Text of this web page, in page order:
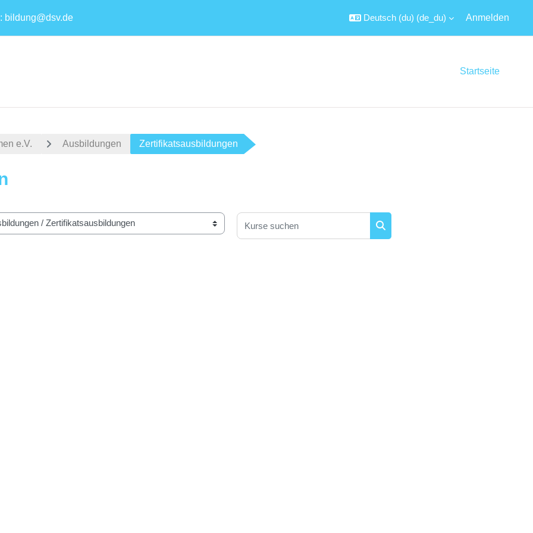
bildung@dsv.de Deutsch (du) ‎(de_du)‎ Anmelden
Startseite
e.V. Ausbildungen Zertifikatsausbildungen
Kurse suchen